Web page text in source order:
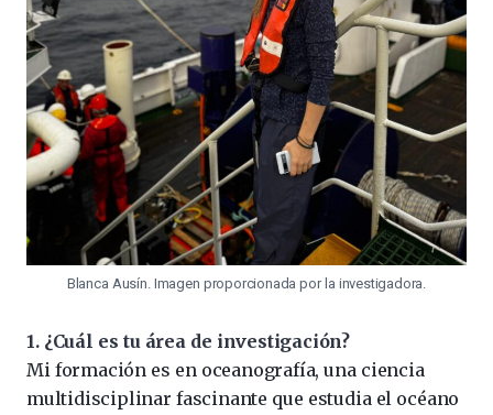
Blanca Ausín. Imagen proporcionada por la investigadora.
1. ¿Cuál es tu área de investigación?
Mi formación es en oceanografía, una ciencia
multidisciplinar fascinante que estudia el océano